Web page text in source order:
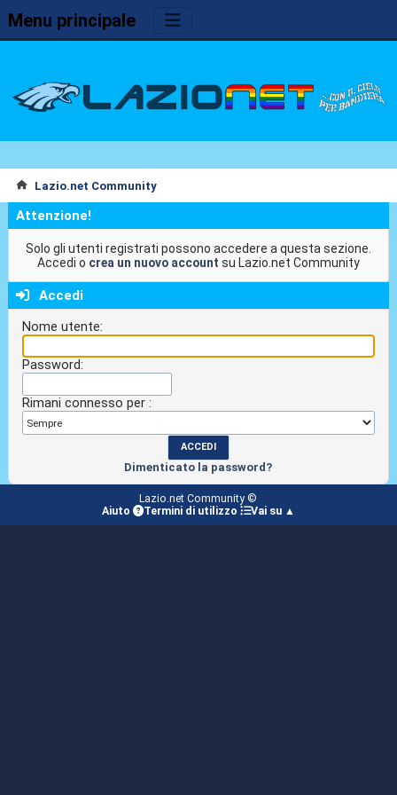
Menu principale
Lazio.net Community
Attenzione!
Solo gli utenti registrati possono accedere a questa sezione.
Accedi o crea un nuovo account su Lazio.net Community
Accedi
Nome utente:
Password:
Rimani connesso per :
Dimenticato la password?
Lazio.net Community ©
Aiuto
Termini di utilizzo Vai su ▲